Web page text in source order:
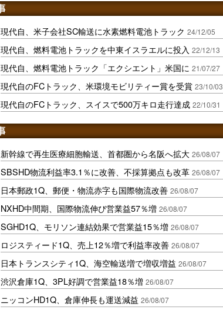
現代自、米子会社SC輸送に水素燃料電池トラック 24/12/05
現代自、燃料電池トラックを中東イスラエルに投入 22/12/13
現代自、燃料電池トラック「エクシエント」米国に 21/07/27
現代自のFCトラック、米環境モビリティー賞を受賞 23/10/03
現代自のFCトラック、スイスで500万キロ走行達成 22/10/31
新幹線で再生医療細胞輸送、首都圏から名阪へ拡大 26/08/07
SBSHD物流利益率3.1％に改善、不採算拠点も改革 26/08/07
日本郵政1Q、郵便・物流赤字も国際物流改善 26/08/07
NXHD中間期、国際物流伸び営業益57％増 26/08/07
SGHD1Q、モリソン連結効果で営業益15％増 26/08/07
ロジスティード1Q、売上12％増で利益率改善 26/08/07
日本トランスシティ1Q、海空輸送増で増収増益 26/08/07
渋沢倉庫1Q、3PL好調で営業益18％増 26/08/07
ニッコンHD1Q、倉庫伸長も運送減益 26/08/07